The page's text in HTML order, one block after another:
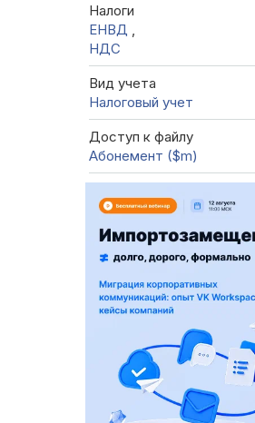
Налоги
ЕНВД
НДС
Вид учета
Налоговый учет
Доступ к файлу
Абонемент ($m)